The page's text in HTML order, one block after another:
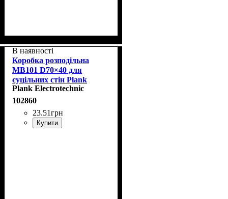
В наявності
Коробка розподільна
MB101 D70×40 для
суцільних стін Plank
PLK6101500
Plank Electrotechnic
102860
23.51грн
Купити